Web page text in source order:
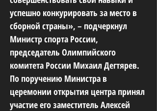
успешно конкурировать за место в
сборной страны», – подчеркнул
Министр спорта России,
председатель Олимпийского
комитета России Михаил Дегтярев.
По поручению Министра в
церемонии открытия центра принял
участие его заместитель Алексей